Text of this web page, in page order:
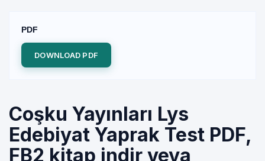
PDF
DOWNLOAD PDF
Coşku Yayınları Lys
Edebiyat Yaprak Test PDF,
FB2 kitap indir veya